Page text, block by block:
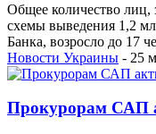
Общее количество лиц,
схемы выведения 1,2
Банка, возросло до 17
Новости Украины - 25
Прокурорам САП